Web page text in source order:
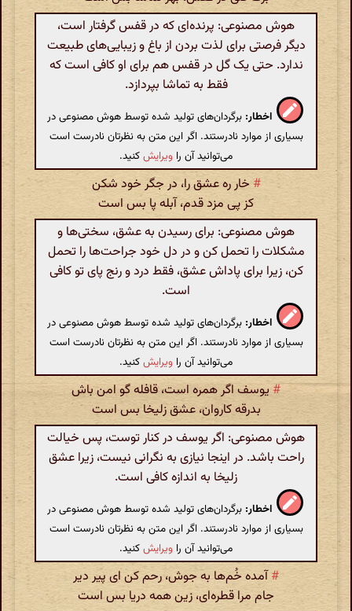
هوش مصنوعی: پرنده‌ای که در قفس گرفتار است،
دیگر فرصتی برای لذت بردن از باغ و زیبایی‌های طبیعت
ندارد. حتی یک گل در قفس هم برای او کافی است که
فقط به تماشا بپردازد.
اخطار: برگردان‌های تولید شده توسط هوش مصنوعی در
بسیاری از موارد نادرستند. اگر این متن به نظرتان نادرست است
می‌توانید آن را ویرایشکنید.
# خار ره عشق را، در جگر خود شکن
کز پی مزد قدم، آبله پا بس است
هوش مصنوعی: برای رسیدن به عشق، سختی‌ها و
مشکلات را تحمل کن و در دل خود جراحت‌ها را تحمل
کن، زیرا برای پاداش عشق، فقط درد و رنج پای تو کافی
است.
اخطار: برگردان‌های تولید شده توسط هوش مصنوعی در
بسیاری از موارد نادرستند. اگر این متن به نظرتان نادرست است
می‌توانید آن را ویرایشکنید.
# یوسف اگر همره است، قافله گو امن باش
بدرقه کاروان، عشق زلیخا بس است
هوش مصنوعی: اگر یوسف در کنار توست، پس خیالت
راحت باشد. در اینجا نیازی به نگرانی نیست، زیرا عشق
زلیخا به اندازه کافی است.
اخطار: برگردان‌های تولید شده توسط هوش مصنوعی در
بسیاری از موارد نادرستند. اگر این متن به نظرتان نادرست است
می‌توانید آن را ویرایشکنید.
#آمده خُم‌ها به جوش، رحم کن ای پیر دیر
جام مرا قطره‌ای، زین همه دریا بس است